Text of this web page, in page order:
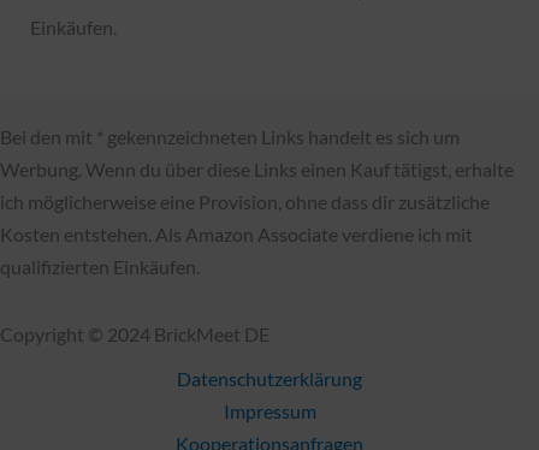
g
i
e
Einkäufen.
Bei den mit * gekennzeichneten Links handelt es sich um
Werbung. Wenn du über diese Links einen Kauf tätigst, erhalte
ich möglicherweise eine Provision, ohne dass dir zusätzliche
Kosten entstehen. Als Amazon Associate verdiene ich mit
qualifizierten Einkäufen.
Copyright © 2024 BrickMeet DE
Datenschutzerklärung
Impressum
Kooperationsanfragen